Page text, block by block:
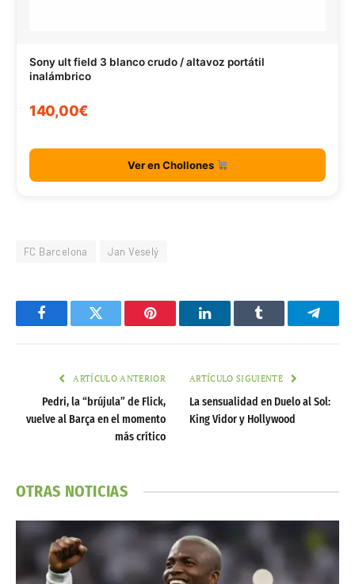
Sony ult field 3 blanco crudo / altavoz portátil
inalámbrico
140,00€
Ver en Chollones
FC Barcelona Jan Veselý
FacebookTwitter Pinterest LinkedInTumblr
ARTÍCULO ANTERIOR
Pedri, la “brújula” de Flick,
vuelve al Barça en el momento
más crítico
ARTÍCULO SIGUIENTE
La sensualidad en Duelo al Sol:
King Vidor y Hollywood
OTRAS NOTICIAS